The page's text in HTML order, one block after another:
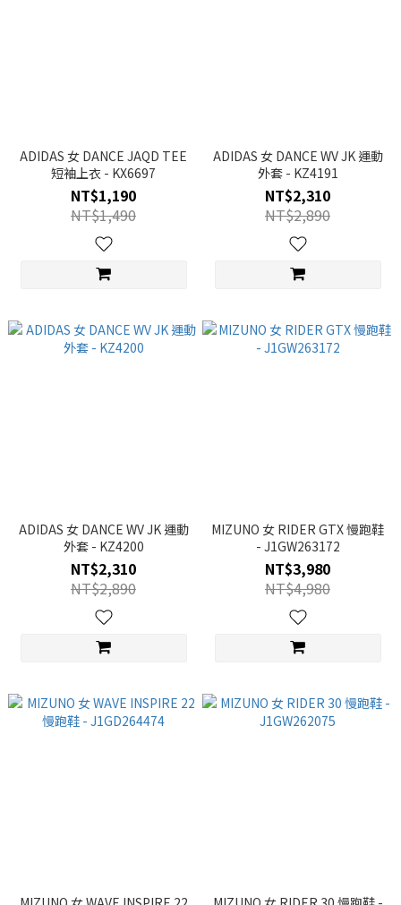
ADIDAS 女 DANCE JAQD TEE
短袖上衣 - KX6697
NT$1,190
NT$1,490
ADIDAS 女 DANCE WV JK 運動
外套 - KZ4191
NT$2,310
NT$2,890
ADIDAS 女 DANCE WV JK 運動
外套 - KZ4200
NT$2,310
NT$2,890
MIZUNO 女 RIDER GTX 慢跑鞋
- J1GW263172
NT$3,980
NT$4,980